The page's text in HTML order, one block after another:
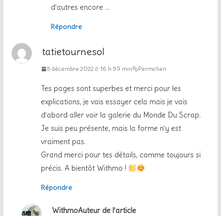
d’autres encore …
Répondre
tatietournesol
5 décembre 2022 à 16 h 59 min Permalien
Tes pages sont superbes et merci pour les
explications, je vais essayer cela mais je vais
d’abord aller voir la galerie du Monde Du Scrap.
Je suis peu présente, mais la forme n’y est
vraiment pas.
Grand merci pour tes détails, comme toujours si
précis. A bientôt Withmo !
Répondre
WithmoAuteur de l’article